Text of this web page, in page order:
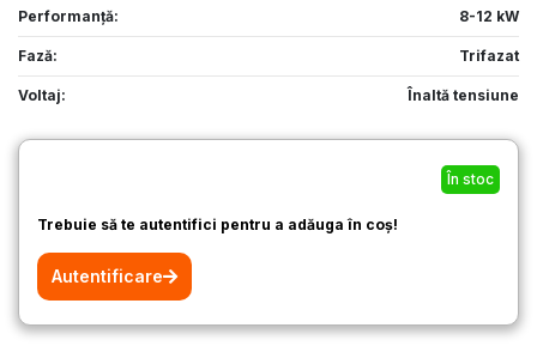
Performanţă: 8-12 kW
Fază: Trifazat
Voltaj: Înaltă tensiune
În stoc
Trebuie să te autentifici pentru a adăuga în coș!
Autentificare